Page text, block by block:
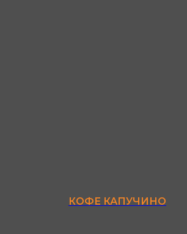
КОФЕ КАПУЧИНО